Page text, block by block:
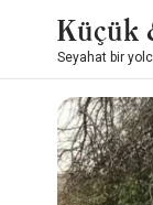
Küçük
Seyahat bir